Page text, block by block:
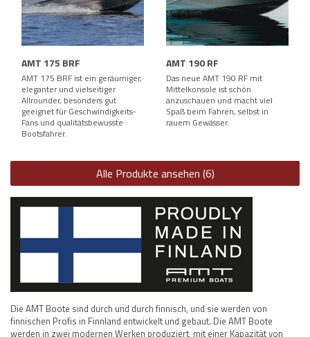
AMT 175 BRF
AMT 175 BRF ist ein geräumiger,
eleganter und vielseitiger
Allrounder, besonders gut
geeignet für Geschwindigkeits-
Fans und qualitätsbewusste
Bootsfahrer.
AMT 190 RF
Das neue AMT 190 RF mit
Mittelkonsole ist schön
anzuschauen und macht viel
Spaß beim Fahren, selbst in
rauem Gewässer.
Alle Produkte ansehen (6)
Die AMT Boote sind durch und durch finnisch, und sie werden von
finnischen Profis in Finnland entwickelt und gebaut. Die AMT Boote
werden in zwei modernen Werken produziert, mit einer Kapazität von